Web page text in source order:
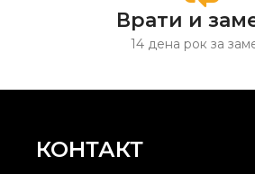
Врати и
14 дена рок за
КОНТАКТ